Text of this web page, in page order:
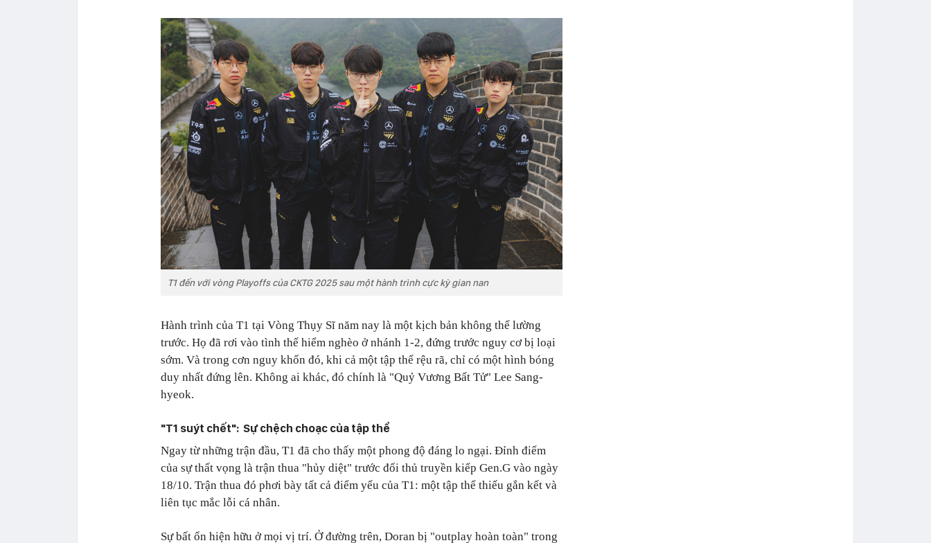
T1 đến với vòng Playoffs của CKTG 2025 sau một hành trình cực kỳ gian nan
Hành trình của T1 tại Vòng Thụy Sĩ năm nay là một kịch bản không thể lường
trước. Họ đã rơi vào tình thế hiểm nghèo ở nhánh 1-2, đứng trước nguy cơ bị loại
sớm. Và trong cơn nguy khốn đó, khi cả một tập thể rệu rã, chỉ có một hình bóng
duy nhất đứng lên. Không ai khác, đó chính là "Quỷ Vương Bất Tử" Lee Sang-
hyeok.
"T1 suýt chết": Sự chệch choạc của tập thể
Ngay từ những trận đầu, T1 đã cho thấy một phong độ đáng lo ngại. Đỉnh điểm
của sự thất vọng là trận thua "hủy diệt" trước đối thủ truyền kiếp Gen.G vào ngày
18/10. Trận thua đó phơi bày tất cả điểm yếu của T1: một tập thể thiếu gắn kết và
liên tục mắc lỗi cá nhân.
Sự bất ổn hiện hữu ở mọi vị trí. Ở đường trên, Doran bị "outplay hoàn toàn" trong